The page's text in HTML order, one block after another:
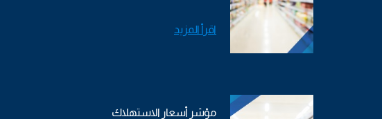
اقرأ المزيد
مؤشر أسعار الاستهلاك